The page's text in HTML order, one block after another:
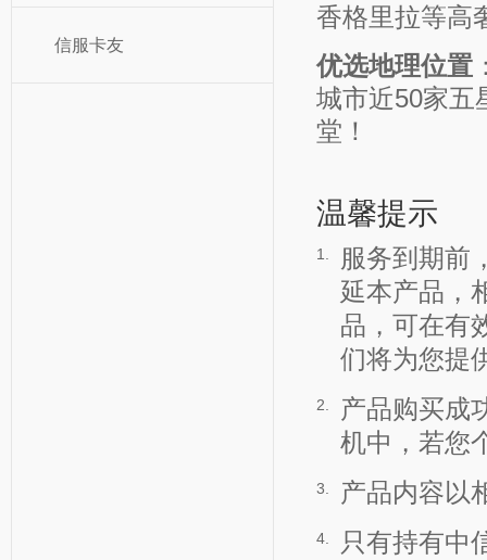
信服卡友
香格里拉等高
优选地理位置
城市近50家五
堂！
温馨提示
1.
服务到期前
延本产品，
品，可在有
们将为您提
2.
产品购买成
机中，若您
3. 产品内容以
4.
只有持有中